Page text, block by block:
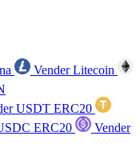
Vender Litecoin
USDT ERC20
ERC20
Vender